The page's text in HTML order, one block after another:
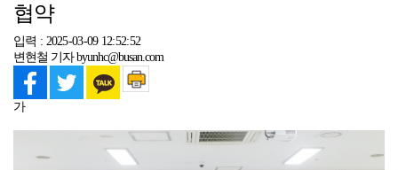
협약
입력 : 2025-03-09 12:52:52
변현철 기자 byunhc@busan.com
가